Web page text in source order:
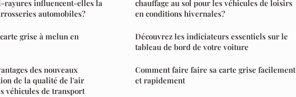
rayures influencent-elles la
automobiles?
grise à melun en
des nouveaux
de la qualité de l'air
véhicules de transport
chauffage au sol pour les véhicules de loisirs
en conditions hivernales?
Découvrez les indiciateurs essentiels sur le
tableau de bord de votre voiture
Comment faire faire sa carte grise facilement
et rapidement